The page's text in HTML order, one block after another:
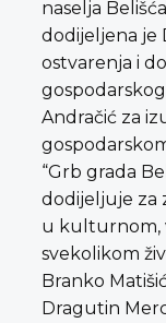
naselja
dodijeljena je
ostvarenja i
Andračić za
“Grb grada
dodijeljuje za
u kulturnom,
svekolikom
Branko
Dragutin